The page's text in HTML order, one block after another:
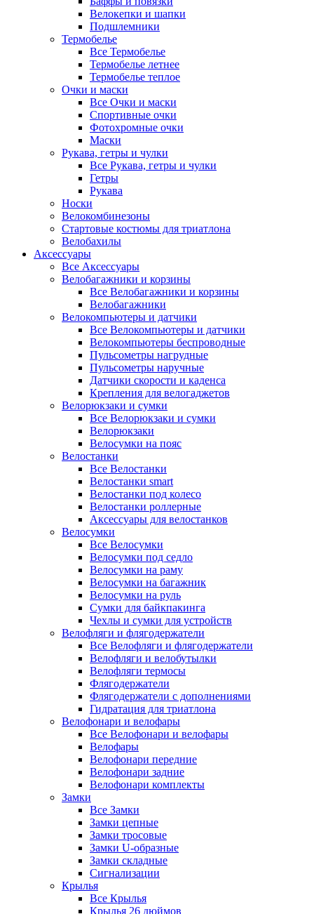
Велокепки и шапки
Подшлемники
Термобелье
Все Термобелье
Термобелье летнее
Термобелье теплое
Очки и маски
Все Очки и маски
Спортивные очки
Фотохромные очки
Маски
Рукава, гетры и чулки
Все Рукава, гетры и чулки
Гетры
Рукава
Носки
Велокомбинезоны
Стартовые костюмы для триатлона
Велобахилы
Аксессуары
Все Аксессуары
Велобагажники и корзины
Все Велобагажники и корзины
Велобагажники
Велокомпьютеры и датчики
Все Велокомпьютеры и датчики
Велокомпьютеры беспроводные
Пульсометры нагрудные
Пульсометры наручные
Датчики скорости и каденса
Крепления для велогаджетов
Велорюкзаки и сумки
Все Велорюкзаки и сумки
Велорюкзаки
Велосумки на пояс
Велостанки
Все Велостанки
Велостанки smart
Велостанки под колесо
Велостанки роллерные
Аксессуары для велостанков
Велосумки
Все Велосумки
Велосумки под седло
Велосумки на раму
Велосумки на багажник
Велосумки на руль
Сумки для байкпакинга
Чехлы и сумки для устройств
Велофляги и флягодержатели
Все Велофляги и флягодержатели
Велофляги и велобутылки
Велофляги термосы
Флягодержатели
Флягодержатели с дополнениями
Гидратация для триатлона
Велофонари и велофары
Все Велофонари и велофары
Велофары
Велофонари передние
Велофонари задние
Велофонари комплекты
Замки
Все Замки
Замки цепные
Замки тросовые
Замки U-образные
Замки складные
Сигнализации
Крылья
Все Крылья
Крылья 26 дюймов